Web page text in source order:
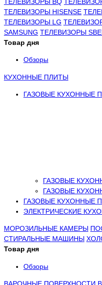
ТЕЛЕВИЗОРЫ HISENSE
ТЕЛЕВИЗОРЫ LG
SAMSUNG ТЕЛЕВИЗОРЫ
Товар дня
Обзоры
КУХОННЫЕ ПЛИТЫ
ГАЗОВЫЕ КУХОННЫЕ
ГАЗОВЫЕ
ГАЗОВЫЕ
ГАЗОВЫЕ КУХОННЫЕ
ЭЛЕКТРИЧЕСКИЕ
МОРОЗИЛЬНЫЕ КАМЕРЫ
СТИРАЛЬНЫЕ МАШИНЫ
Товар дня
Обзоры